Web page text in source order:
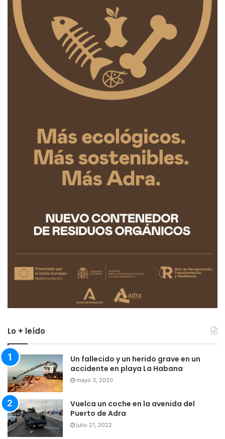
Lo + leído
Un fallecido y un herido grave en un
accidente en playa La Habana
mayo 3, 2020
Vuelca un coche en la avenida del
Puerto de Adra
julio 21, 2022